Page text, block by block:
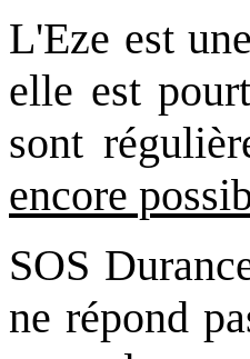
L'Eze est
elle est
sont
encore
SOS
ne répond